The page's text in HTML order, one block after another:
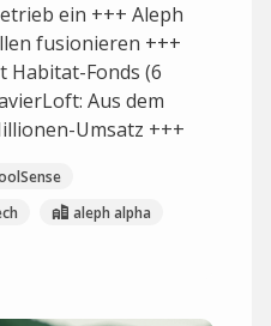
ein +++ Aleph
fusionieren +++
Habitat-Fonds (6
Aus dem
Umsatz +++
aleph alpha